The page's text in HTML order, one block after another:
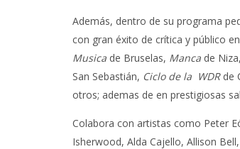
Además, dentro de su programa
con gran éxito de crítica y público
Musica de Bruselas, Manca de Niza,
San Sebastián, Ciclo de la WDRde
otros; ademas de en prestigiosas
Colabora con artistas como Peter
Isherwood, Alda Cajello, Allison